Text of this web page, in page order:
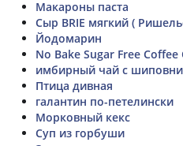
Макароны паста
Сыр BRIE мягкий (
Йодомарин
No Bake Sugar Free
имбирный чай с
Птица дивная
галантин по-петелински
Морковный кекс
Суп из горбуши